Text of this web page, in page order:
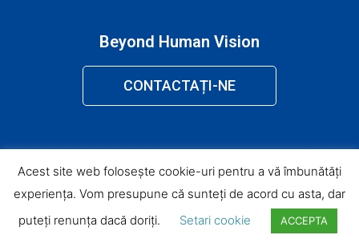
Beyond Human Vision
CONTACTAȚI-NE
Acest site web folosește cookie-uri pentru a vă îmbunătăți
experiența. Vom presupune că sunteți de acord cu asta, dar
puteți renunța dacă doriți.
Setari cookie ACCEPTA